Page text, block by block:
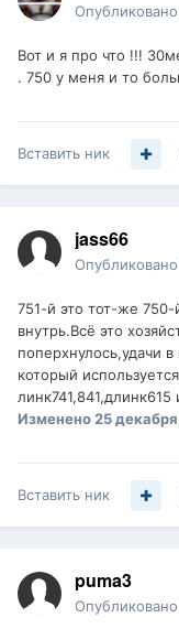
Опубликовано
Вот и я про что !!!
. 750 у меня и то
Вставить ник
jass66
Опубликовано
751-й это тот-же 750-
внутрь.Всё это
поперхнулось,удачи
который
Изменено25
Вставить ник
puma3
Опубликовано